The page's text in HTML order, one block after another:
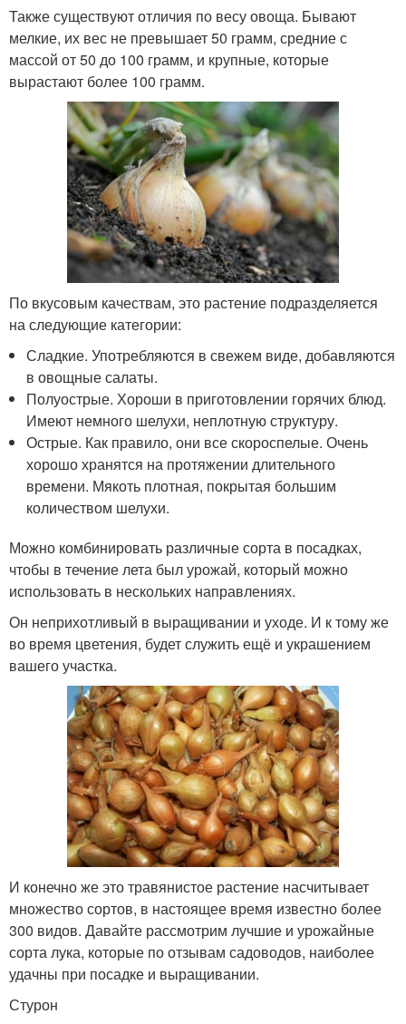
Также существуют отличия по весу овоща. Бывают
мелкие, их вес не превышает 50 грамм, средние с
массой от 50 до 100 грамм, и крупные, которые
вырастают более 100 грамм.
По вкусовым качествам, это растение подразделяется
на следующие категории:
Сладкие. Употребляются в свежем виде, добавляются
в овощные салаты.
Полуострые. Хороши в приготовлении горячих блюд.
Имеют немного шелухи, неплотную структуру.
Острые. Как правило, они все скороспелые. Очень
хорошо хранятся на протяжении длительного
времени. Мякоть плотная, покрытая большим
количеством шелухи.
Можно комбинировать различные сорта в посадках,
чтобы в течение лета был урожай, который можно
использовать в нескольких направлениях.
Он неприхотливый в выращивании и уходе. И к тому же
во время цветения, будет служить ещё и украшением
вашего участка.
И конечно же это травянистое растение насчитывает
множество сортов, в настоящее время известно более
300 видов. Давайте рассмотрим лучшие и урожайные
сорта лука, которые по отзывам садоводов, наиболее
удачны при посадке и выращивании.
Стурон